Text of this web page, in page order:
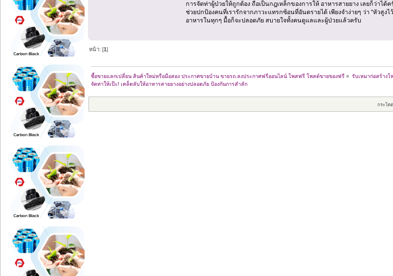
การจัดท่าผู้ป่วยให้ถูกต้อง ถือเป็นกฎเหล็กของการให้ อาหารสายยาง เลยก็ว่าไ
ช่วยปกป้องคนที่เรารักจากภาวะแทรกซ้อนที่อันตรายได้ เพียงจำง่ายๆ ว่า "หัวสูง
อาหารในทุกๆ มื้อก็จะปลอดภัย สบายใจทั้งคนดูแลและผู้ป่วยแล้วครับ
หน้า: [1]
ซื้อขายแลกเปลี่ยน สินค้าใหม่หรือมือสอง ประกาศขายบ้าน ขายรถ.ลงประกาศฟรีออนไลน์ โพสฟรี โพสต์ขายของฟรี » รับเหมาก่อสร้างโ
จัดท่าให้เป๊ะ! เคล็ดลับให้อาหารสายยางอย่างปลอดภัย ป้องกันการสำลัก
กระโด